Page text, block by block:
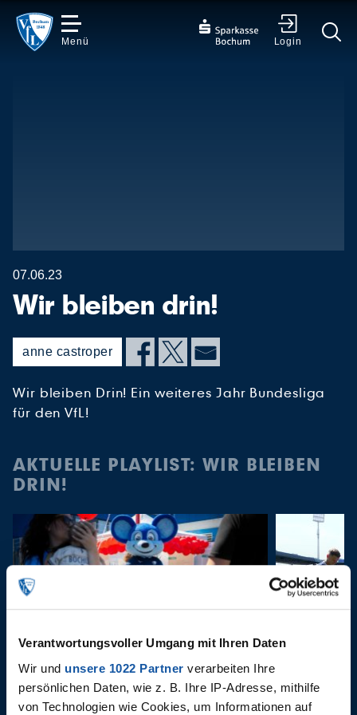
Verantwortungsvoller Umgang mit Ihren Daten
Wir und unsere 1022 Partner verarbeiten Ihre
persönlichen Daten, wie z. B. Ihre IP-Adresse, mithilfe
von Technologien wie Cookies, um Informationen auf
Menü Login
07.06.23
Wir bleiben drin!
anne castroper
Wir bleiben Drin! Ein weiteres Jahr Bundesliga
für den VfL!
AKTUELLE PLAYLIST: WIR BLEIBEN
DRIN!
01.08.2026
Saisoneröffnung anne
Castroper
Behind